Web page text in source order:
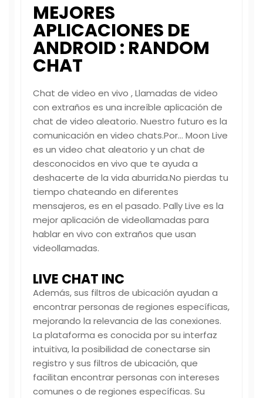
MEJORES
APLICACIONES DE
ANDROID : RANDOM
CHAT
Chat de video en vivo , Llamadas de video
con extraños es una increíble aplicación de
chat de video aleatorio. Nuestro futuro es la
comunicación en video chats.Por… Moon Live
es un video chat aleatorio y un chat de
desconocidos en vivo que te ayuda a
deshacerte de la vida aburrida.No pierdas tu
tiempo chateando en diferentes
mensajeros, es en el pasado. Pally Live es la
mejor aplicación de videollamadas para
hablar en vivo con extraños que usan
videollamadas.
LIVE CHAT INC
Además, sus filtros de ubicación ayudan a
encontrar personas de regiones específicas,
mejorando la relevancia de las conexiones.
La plataforma es conocida por su interfaz
intuitiva, la posibilidad de conectarse sin
registro y sus filtros de ubicación, que
facilitan encontrar personas con intereses
comunes o de regiones específicas. Su